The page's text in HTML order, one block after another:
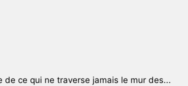
ce qui ne traverse jamais le mur des...